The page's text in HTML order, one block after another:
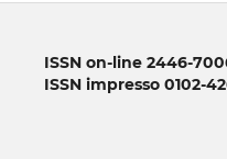
ISSN on-line 2446-
ISSN impresso 0102-